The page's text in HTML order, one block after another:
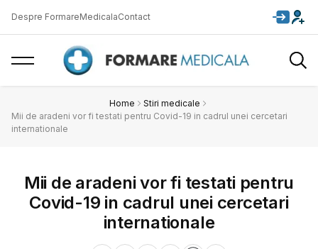
Despre FormareMedicalaContact
Home
Stiri medicale
Mii de aradeni vor fi testati pentru Covid-19 in cadrul unei cercetari
internationale
Mii de aradeni vor fi testati pentru
Covid-19 in cadrul unei cercetari
internationale